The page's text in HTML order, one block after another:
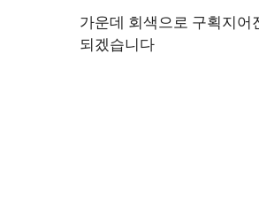
가운데 회색으로 구획지
되겠습니다